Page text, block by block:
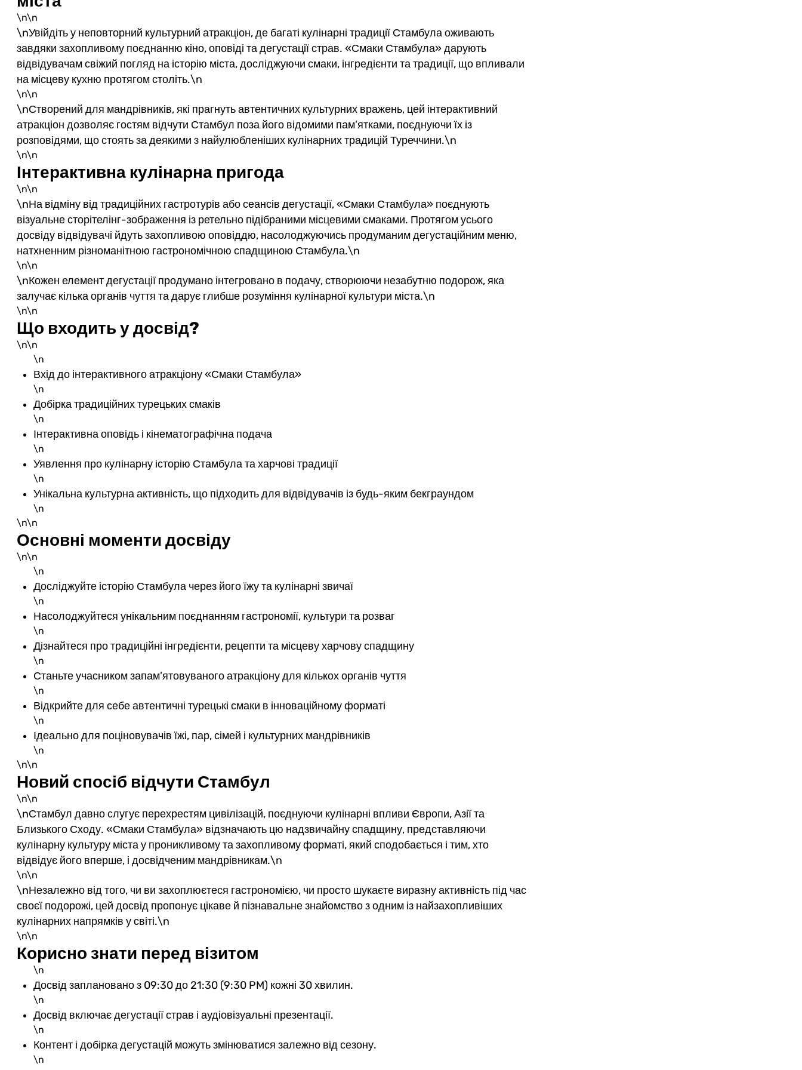
\n\n
\nУвійдіть у неповторний культурний атракціон, де багаті кулінарні традиції Стамбула оживають
завдяки захопливому поєднанню кіно, оповіді та дегустації страв. «Смаки Стамбула» дарують
відвідувачам свіжий погляд на історію міста, досліджуючи смаки, інгредієнти та традиції, що впливали
на місцеву кухню протягом століть.\n
\n\n
\nСтворений для мандрівників, які прагнуть автентичних культурних вражень, цей інтерактивний
атракціон дозволяє гостям відчути Стамбул поза його відомими пам’ятками, поєднуючи їх із
розповідями, що стоять за деякими з найулюбленіших кулінарних традицій Туреччини.\n
\n\n
Інтерактивна кулінарна пригода
\n\n
\nНа відміну від традиційних гастротурів або сеансів дегустації, «Смаки Стамбула» поєднують
візуальне сторітелінг-зображення із ретельно підібраними місцевими смаками. Протягом усього
досвіду відвідувачі йдуть захопливою оповіддю, насолоджуючись продуманим дегустаційним меню,
натхненним різноманітною гастрономічною спадщиною Стамбула.\n
\n\n
\nКожен елемент дегустації продумано інтегровано в подачу, створюючи незабутню подорож, яка
залучає кілька органів чуття та дарує глибше розуміння кулінарної культури міста.\n
\n\n
Що входить у досвід?
\n\n
\n
Вхід до інтерактивного атракціону «Смаки Стамбула»
\n
Добірка традиційних турецьких смаків
\n
Інтерактивна оповідь і кінематографічна подача
\n
Уявлення про кулінарну історію Стамбула та харчові традиції
\n
Унікальна культурна активність, що підходить для відвідувачів із будь-яким бекграундом
\n
\n\n
Основні моменти досвіду
\n\n
\n
Досліджуйте історію Стамбула через його їжу та кулінарні звичаї
\n
Насолоджуйтеся унікальним поєднанням гастрономії, культури та розваг
\n
Дізнайтеся про традиційні інгредієнти, рецепти та місцеву харчову спадщину
\n
Станьте учасником запам’ятовуваного атракціону для кількох органів чуття
\n
Відкрийте для себе автентичні турецькі смаки в інноваційному форматі
\n
Ідеально для поціновувачів їжі, пар, сімей і культурних мандрівників
\n
\n\n
Новий спосіб відчути Стамбул
\n\n
\nСтамбул давно слугує перехрестям цивілізацій, поєднуючи кулінарні впливи Європи, Азії та
Близького Сходу. «Смаки Стамбула» відзначають цю надзвичайну спадщину, представляючи
кулінарну культуру міста у проникливому та захопливому форматі, який сподобається і тим, хто
відвідує його вперше, і досвідченим мандрівникам.\n
\n\n
\nНезалежно від того, чи ви захоплюєтеся гастрономією, чи просто шукаєте виразну активність під час
своєї подорожі, цей досвід пропонує цікаве й пізнавальне знайомство з одним із найзахопливіших
кулінарних напрямків у світі.\n
\n\n
Корисно знати перед візитом
\n
Досвід заплановано з 09:30 до 21:30 (9:30 PM) кожні 30 хвилин.
\n
Досвід включає дегустації страв і аудіовізуальні презентації.
\n
Контент і добірка дегустацій можуть змінюватися залежно від сезону.
\n